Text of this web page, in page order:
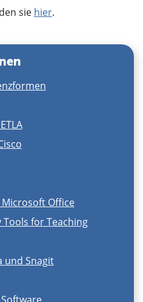
sie hier.
Office
for Teaching
und Snagit